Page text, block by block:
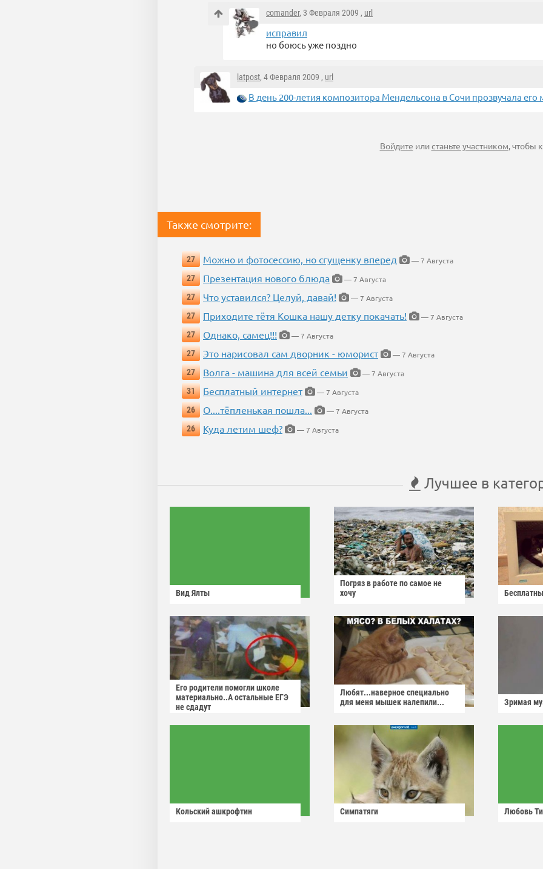
comander, 3 Февраля 2009 , url
исправил
но боюсь уже поздно
latpost, 4 Февраля 2009 , url
В день 200-летия композитора Мендельсона в Сочи прозвучала его
Войдите илистаньте участником, чтобы
Также смотрите:
27 Можно и фотосессию, но сгущенку вперед
— 7 Августа
27
Презентация нового блюда
— 7 Августа
27
Что уставился? Целуй, давай!
— 7 Августа
27
Приходите тётя Кошка нашу детку покачать!
— 7 Августа
27
Однако, самец!!!
— 7 Августа
27
Это нарисовал сам дворник - юморист
— 7 Августа
27
Волга - машина для всей семьи
— 7 Августа
31
Бесплатный интернет
— 7 Августа
26
О....тёпленькая пошла...
— 7 Августа
26
Куда летим шеф? — 7 Августа
Лучшее в
Вид Ялты
Погряз в работе по самое не
хочу
Его родители помогли школе
материально..А остальные ЕГЭ
не сдадут
Любят...наверное специально
для меня мышек налепили...
Зримая
Кольский ашкрофтин Симпатяги Любовь